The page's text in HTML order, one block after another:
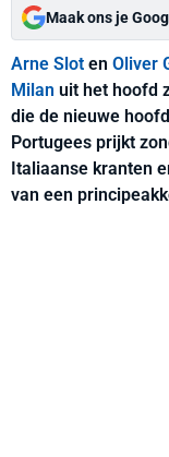
Maak ons je
Arne Slot en Oliver
Milan uit het hoofd
die de nieuwe
Portugees prijkt
Italiaanse kranten
van een